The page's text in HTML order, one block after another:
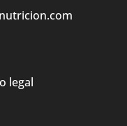
legal